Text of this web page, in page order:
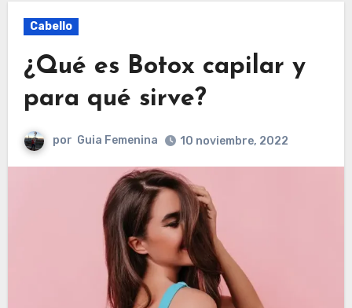
Cabello
¿Qué es Botox capilar y
para qué sirve?
por Guia Femenina 10 noviembre, 2022